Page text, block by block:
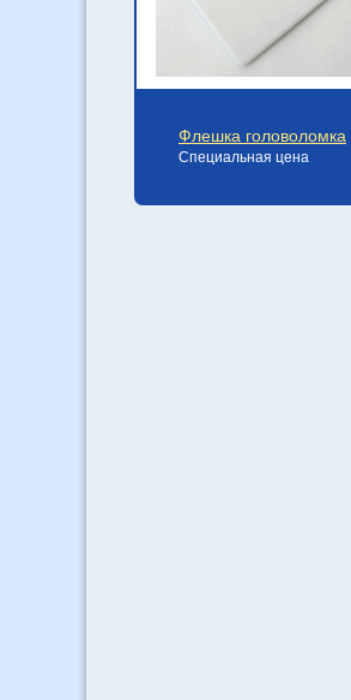
Флешка головоломка
Специальная цена